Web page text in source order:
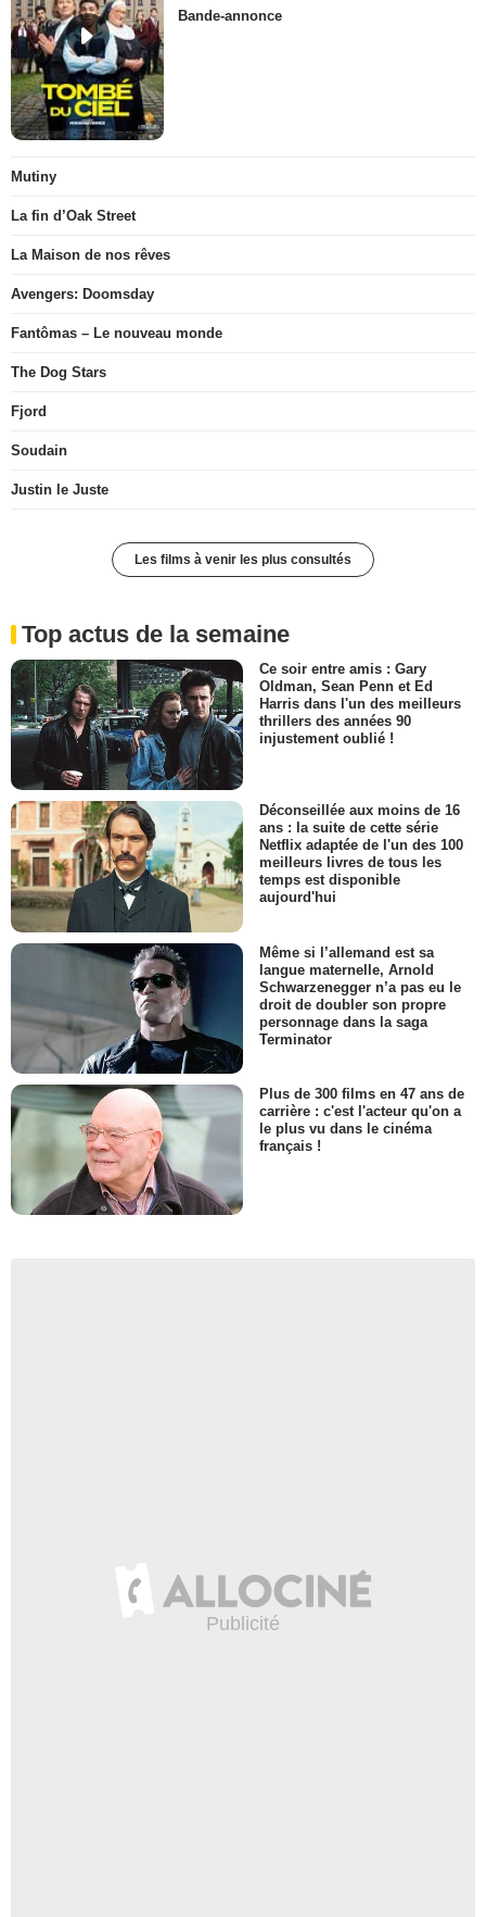
Bande-annonce
Mutiny
La fin d’Oak Street
La Maison de nos rêves
Avengers: Doomsday
Fantômas – Le nouveau monde
The Dog Stars
Fjord
Soudain
Justin le Juste
Les films à venir les plus consultés
Top actus de la semaine
Ce soir entre amis : Gary
Oldman, Sean Penn et Ed
Harris dans l'un des meilleurs
thrillers des années 90
injustement oublié !
Déconseillée aux moins de 16
ans : la suite de cette série
Netflix adaptée de l'un des 100
meilleurs livres de tous les
temps est disponible
aujourd'hui
Même si l’allemand est sa
langue maternelle, Arnold
Schwarzenegger n’a pas eu le
droit de doubler son propre
personnage dans la saga
Terminator
Plus de 300 films en 47 ans de
carrière : c'est l'acteur qu'on a
le plus vu dans le cinéma
français !